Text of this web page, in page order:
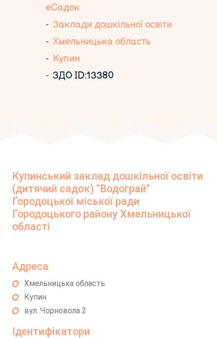
еСадок
Заклади дошкільної освіти
Хмельницька область
Купин
ЗДО ID:13380
Купинський заклад дошкільної освіти
(дитячий садок) "Водограй"
Городоцької міської ради
Городоцького району Хмельницької
області
Адреса
Хмельницька область
Купин
вул. Чорновола 2
Ідентифікатори